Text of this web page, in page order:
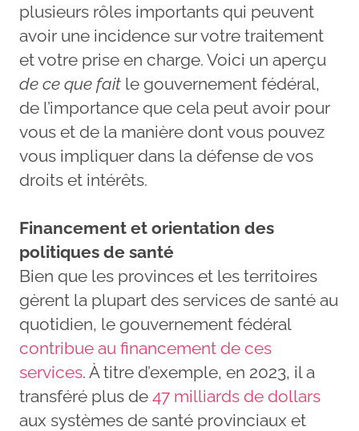
plusieurs rôles importants qui peuvent
avoir une incidence sur votre traitement
et votre prise en charge. Voici un aperçu
de ce que fait le gouvernement fédéral,
de l’importance que cela peut avoir pour
vous et de la manière dont vous pouvez
vous impliquer dans la défense de vos
droits et intérêts.
Financement et orientation des
politiques de santé
Bien que les provinces et les territoires
gèrent la plupart des services de santé au
quotidien, le gouvernement fédéral
contribue au financement de ces
services. À titre d’exemple, en 2023, il a
transféré plus de 47 milliards de dollars
aux systèmes de santé provinciaux et